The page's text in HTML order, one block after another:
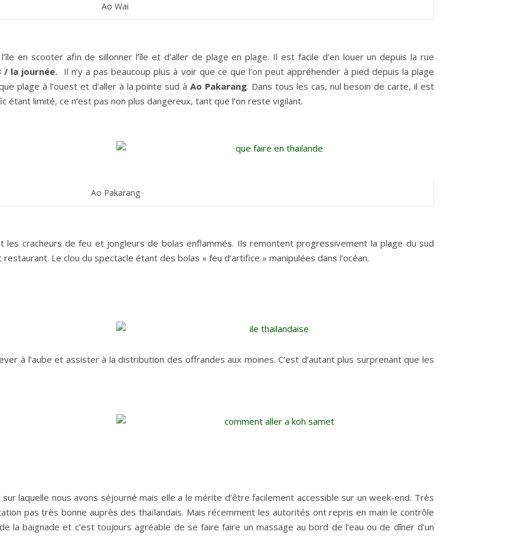
Ao Wai
en scooter afin de sillonner l’île et d’aller de plage en plage. Il est facile d’en louer un depuis la rue
/ la journée. Il n’y a pas beaucoup plus à voir que ce que l’on peut appréhender à pied depuis la plage
plage à l’ouest et d’aller à la pointe sud àAo Pakarang. Dans tous les cas, nul besoin de carte, il est
limité, ce n’est pas non plus dangereux, tant que l’on reste vigilant.
Ao Pakarang
les cracheurs de feu et jongleurs de bolas enflammés. Ils remontent progressivement la plage du sud
Le clou du spectacle étant des bolas « feu d’artifice » manipulées dans l’océan.
à l’aube et assister à la distribution des offrandes aux moines. C’est d’autant plus surprenant que les
laquelle nous avons séjourné mais elle a le mérite d’être facilement accessible sur un week-end. Très
pas très bonne auprès des thaïlandais. Mais récemment les autorités ont repris en main le contrôle
baignade et c’est toujours agréable de se faire faire un massage au bord de l’eau ou de dîner d’un